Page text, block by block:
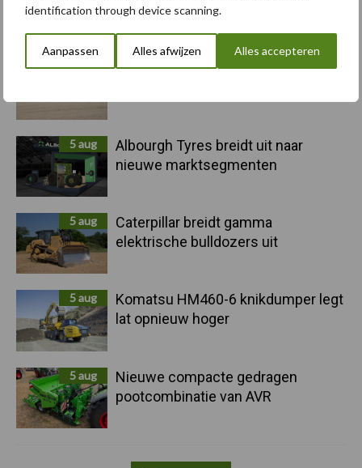
identification through device scanning.
Aanpassen Alles afwijzen Alles accepteren
Primaire
Sidebar
Recent nieuws Partner nieuws
6 aug
"Hoge verwachtingen van schijven
5 aug
Albourgh Tyres breidt uit naar
nieuwe marktsegmenten
5 aug
Caterpillar breidt gamma
elektrische bulldozers uit
5 aug
Komatsu HM460-6 knikdumper legt
lat opnieuw hoger
5 aug
Nieuwe compacte gedragen
pootcombinatie van AVR